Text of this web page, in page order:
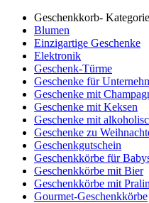
Geschenkkorb-
Blumen
Einzigartige Geschenke
Elektronik
Geschenk-Türme
Geschenke für
Geschenke mit
Geschenke mit Keksen
Geschenke mit
Geschenke zu
Geschenkgutschein
Geschenkkörbe für
Geschenkkörbe mit Bier
Geschenkkörbe mit
Gourmet-Geschenkkörbe